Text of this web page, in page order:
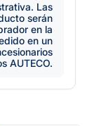
Las
serán
en la
en un
AUTECO.